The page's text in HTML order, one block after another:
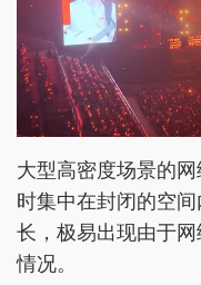
大型高密度场景的
时集中在封闭的空
长，极易出现由于
情况。